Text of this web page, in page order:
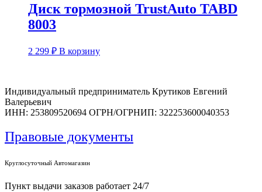
Диск тормозной TrustAuto TABD
8003
2 299 ₽ В корзину
Индивидуальный предприниматель Крутиков Евгений
Валерьевич
ИНН: 253809520694 ОГРН/ОГРНИП: 322253600040353
Правовые документы
Круглосуточный Автомагазин
Пункт выдачи заказов работает 24/7